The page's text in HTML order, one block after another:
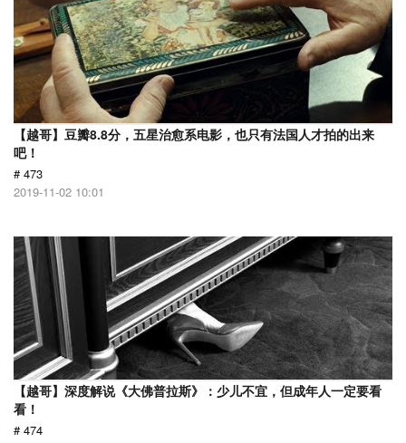
【越哥】豆瓣8.8分，五星治愈系电影，也只有法国人才拍的出来
吧！
# 473
2019-11-02 10:01
【越哥】深度解说《大佛普拉斯》：少儿不宜，但成年人一定要看
看！
# 474